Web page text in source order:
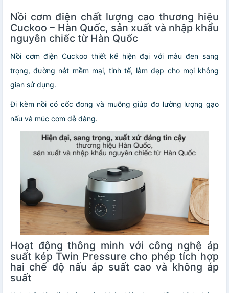
Nồi cơm điện chất lượng cao thương hiệu
Cuckoo – Hàn Quốc, sản xuất và nhập khẩu
nguyên chiếc từ Hàn Quốc
Nồi cơm điện Cuckoo thiết kế hiện đại với màu đen sang
trọng, đường nét mềm mại, tinh tế, làm đẹp cho mọi không
gian sử dụng.
Đi kèm nồi có cốc đong và muỗng giúp đo lường lượng gạo
nấu và múc cơm dễ dàng.
Hoạt động thông minh với công nghệ áp
suất kép Twin Pressure cho phép tích hợp
hai chế độ nấu áp suất cao và không áp
suất